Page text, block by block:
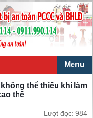
Menu
thể thiếu khi làm
thế
Lượt đọc: 984